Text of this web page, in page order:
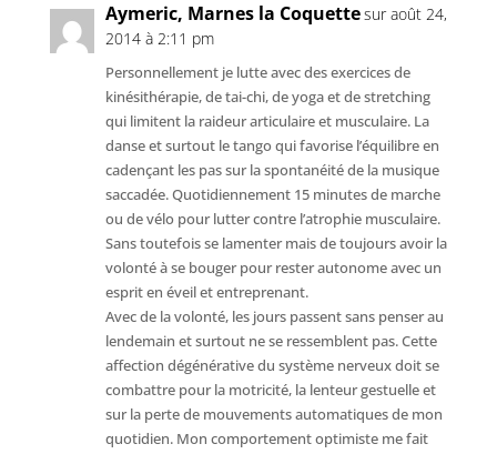
Aymeric, Marnes la Coquettesur août 24,
2014 à 2:11 pm
Personnellement je lutte avec des exercices de
kinésithérapie, de tai-chi, de yoga et de stretching
qui limitent la raideur articulaire et musculaire. La
danse et surtout le tango qui favorise l’équilibre en
cadençant les pas sur la spontanéité de la musique
saccadée. Quotidiennement 15 minutes de marche
ou de vélo pour lutter contre l’atrophie musculaire.
Sans toutefois se lamenter mais de toujours avoir la
volonté à se bouger pour rester autonome avec un
esprit en éveil et entreprenant.
Avec de la volonté, les jours passent sans penser au
lendemain et surtout ne se ressemblent pas. Cette
affection dégénérative du système nerveux doit se
combattre pour la motricité, la lenteur gestuelle et
sur la perte de mouvements automatiques de mon
quotidien. Mon comportement optimiste me fait